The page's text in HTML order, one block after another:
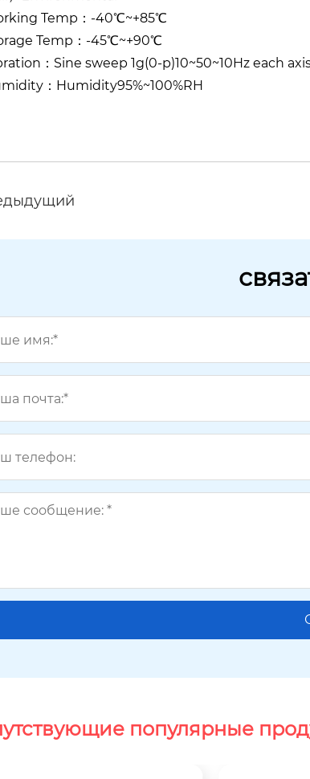
Temp：-40℃~+85℃
Temp：-45℃~+90℃
：Sine sweep 1g(0-p)10~50~10Hz each
：Humidity95%~100%RH
популярные